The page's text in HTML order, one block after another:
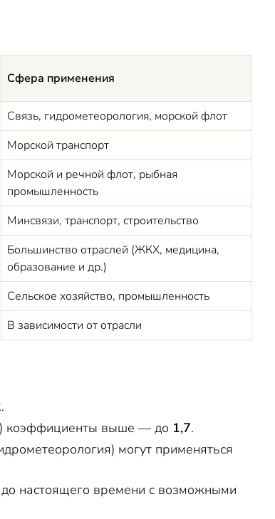
Сфера применения
Связь, гидрометеорология, морской флот
Морской транспорт
Морской и речной флот, рыбная
промышленность
Минсвязи, транспорт, строительство
Большинство отраслей (ЖКХ, медицина,
образование и др.)
Сельское хозяйство, промышленность
В зависимости от отрасли
.
коэффициенты выше — до 1,7.
могут применяться
настоящего времени с возможными